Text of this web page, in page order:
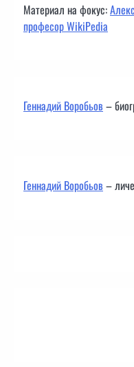
Материал на фокус:
професор WikiPedia
Геннадий Воробьов–
Геннадий Воробьов–